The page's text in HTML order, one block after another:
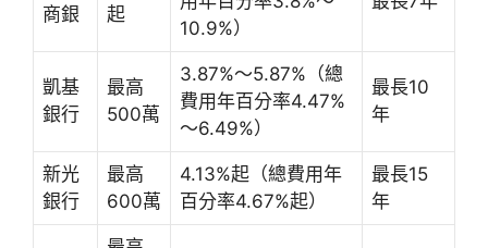
商銀
起
10.9%）
凱基
銀行
最高
500萬
3.87%～5.87%（總
費用年百分率4.47%
～6.49%）
最長10
年
新光
銀行
最高
600萬
4.13%起（總費用年
百分率4.67%起）
最長15
年